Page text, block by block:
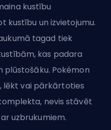
kustību
kustību un izvietojumu.
tagad tiek
kas padara
plūstošāku. Pokémon
lēkt vai pārkārtoties
nevis stāvēt
uzbrukumiem.